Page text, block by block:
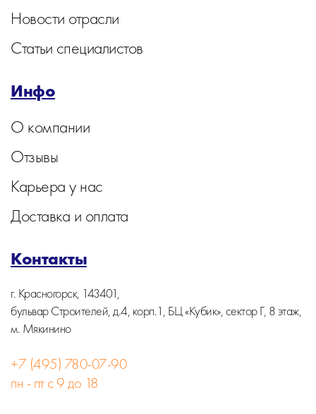
Новости отрасли
Статьи специалистов
Инфо
О компании
Отзывы
Карьера у нас
Доставка и оплата
Контакты
г. Красногорск, 143401,
бульвар Строителей, д.4, корп.1, БЦ «Кубик», сектор Г, 8 этаж,
м. Мякинино
+7 (495) 780-07-90
пн - пт с 9 до 18